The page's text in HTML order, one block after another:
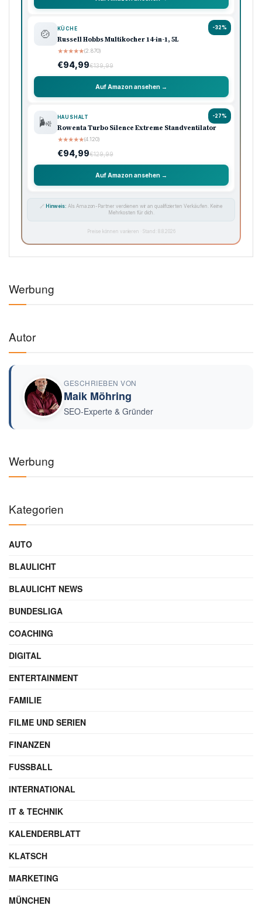
-32%
🍲 KÜCHE
Russell Hobbs Multikocher 14-in-1, 5L
★★★★★(2.870)
€94,99€139,99
Auf Amazon ansehen →
-27%
🌬️ HAUSHALT
Rowenta Turbo Silence Extreme Standventilator
★★★★★(4.120)
€94,99€129,99
Auf Amazon ansehen →
🔗 Hinweis: Als Amazon-Partner verdienen wir an qualifizierten Verkäufen. Keine
Mehrkosten für dich.
Preise können variieren · Stand: 8.8.2026
Werbung
Autor
GESCHRIEBEN VON
Maik Möhring
SEO-Experte & Gründer
Werbung
Kategorien
AUTO
BLAULICHT
BLAULICHT NEWS
BUNDESLIGA
COACHING
DIGITAL
ENTERTAINMENT
FAMILIE
FILME UND SERIEN
FINANZEN
FUSSBALL
INTERNATIONAL
IT & TECHNIK
KALENDERBLATT
KLATSCH
MARKETING
MÜNCHEN